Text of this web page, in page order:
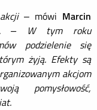
akcji– mówi Marcin
– W tym roku
podzielenie się
żyją. Efekty są
akcjom
pomysłowość,